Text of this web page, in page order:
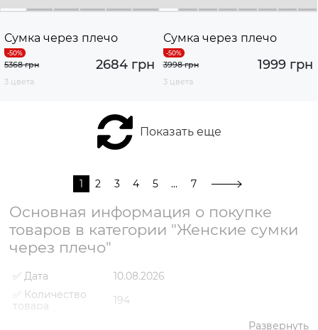
Сумка через плечо
2684 грн
5368 грн
3 цвета
Сумка через плечо
1999 грн
3998 грн
3 цвета
Показать еще
1 2 3 4 5 ... 7
Основная информация о покупке
товаров в категории "Женские сумки
через плечо"
✅ Дата
10.08.2026
✅ Количество
товара
194
Развернуть